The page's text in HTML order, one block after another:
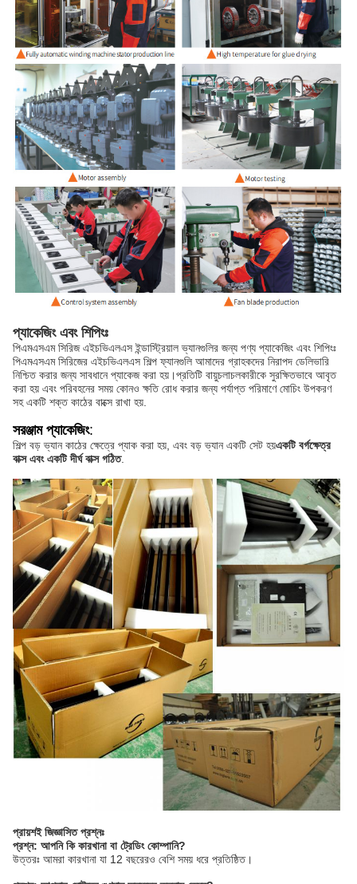
প্যাকেজিং এবং শিপিংঃ
পিএমএসএম সিরিজ এইচভিএলএস ইন্ডাস্ট্রিয়াল ভ্যানগুলির জন্য পণ্য প্যাকেজিং এবং শিপিংঃ
পিএমএসএম সিরিজের এইচভিএলএস শিল্প ফ্যানগুলি আমাদের গ্রাহকদের নিরাপদ ডেলিভারি
নিশ্চিত করার জন্য সাবধানে প্যাকেজ করা হয়।প্রতিটি বায়ুচলাচলকারীকে সুরক্ষিতভাবে আবৃত
করা হয় এবং পরিবহনের সময় কোনও ক্ষতি রোধ করার জন্য পর্যাপ্ত পরিমাণে মোচিং উপকরণ
সহ একটি শক্ত কাঠের বাক্সে রাখা হয়.
সরঞ্জাম প্যাকেজিং:
শিল্প বড় ভ্যান কাঠের ক্ষেত্রে প্যাক করা হয়, এবং বড় ভ্যান একটি সেট হয়একটি বর্গক্ষেত্র
বাক্স এবং একটি দীর্ঘ বাক্স গঠিত.
প্রায়শই জিজ্ঞাসিত প্রশ্নঃ
প্রশ্ন: আপনি কি কারখানা বা ট্রেডিং কোম্পানি?
উত্তরঃ আমরা কারখানা যা 12 বছরেরও বেশি সময় ধরে প্রতিষ্ঠিত।